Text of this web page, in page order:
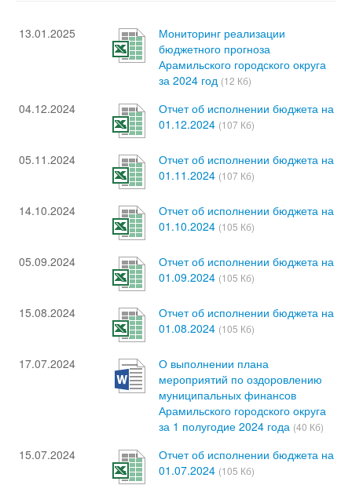
13.01.2025
Мониторинг реализации
бюджетного прогноза
Арамильского городского округа
за 2024 год (12 Кб)
04.12.2024
Отчет об исполнении бюджета на
01.12.2024 (107 Кб)
05.11.2024
Отчет об исполнении бюджета на
01.11.2024 (107 Кб)
14.10.2024
Отчет об исполнении бюджета на
01.10.2024 (105 Кб)
05.09.2024
Отчет об исполнении бюджета на
01.09.2024 (105 Кб)
15.08.2024
Отчет об исполнении бюджета на
01.08.2024 (105 Кб)
17.07.2024
О выполнении плана
мероприятий по оздоровлению
муниципальных финансов
Арамильского городского округа
за 1 полугодие 2024 года (40 Кб)
15.07.2024
Отчет об исполнении бюджета на
01.07.2024 (105 Кб)